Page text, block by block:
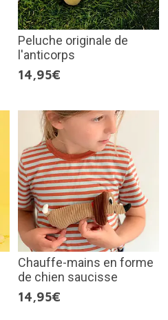
Peluche originale de
l'anticorps
14,95€
Chauffe-mains en forme
de chien saucisse
14,95€